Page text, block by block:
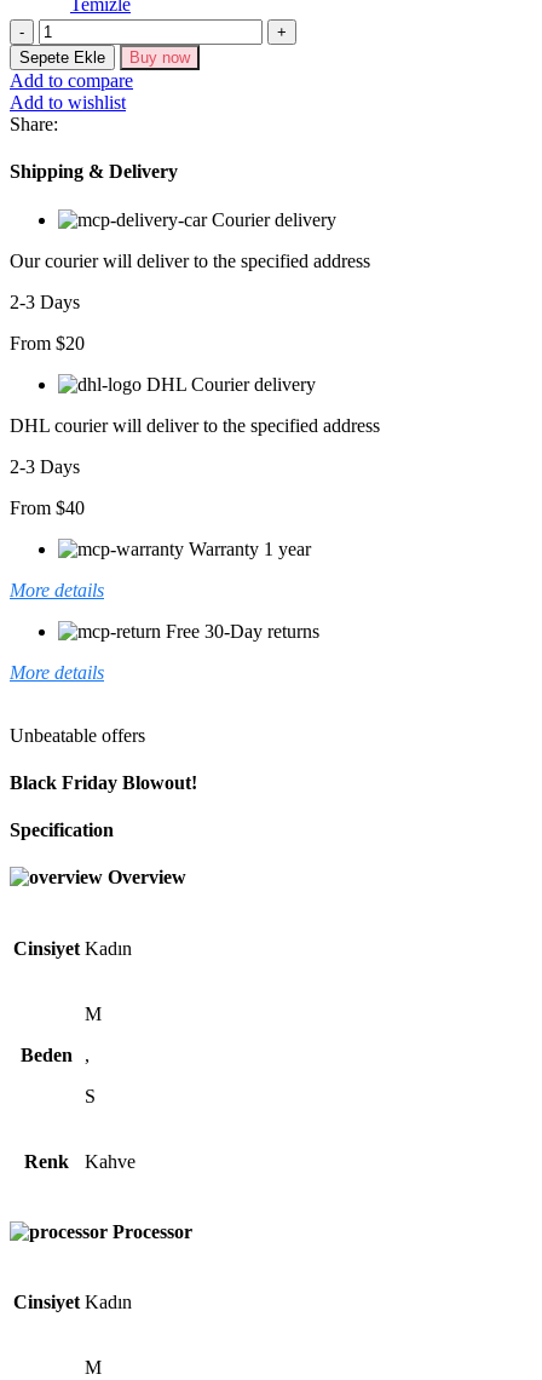
Temizle
Kadın
Krep
Kumaş
Askılı
Kalp
Yaka
Düğme
Detay
Boy
adet
Sepete Ekle Buy now
Add to compare
Add to wishlist
Share:
Shipping & Delivery
Courier delivery
Our courier will deliver to the specified address
2-3 Days
From $20
DHL Courier delivery
DHL courier will deliver to the specified address
2-3 Days
From $40
Warranty 1 year
More details
Free 30-Day returns
More details
Unbeatable offers
Black Friday Blowout!
Specification
Overview
Cinsiyet Kadın
Beden
M
,
S
Renk Kahve
Processor
Cinsiyet Kadın
M